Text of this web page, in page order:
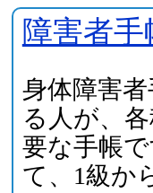
障害者手
身体障害
る人が、
要な手帳
て、1級か